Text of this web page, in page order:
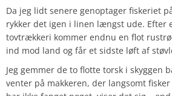
Da jeg lidt senere genoptager fiskeriet
rykker det igen i linen længst ude. Efter
tovtrækkeri kommer endnu en flot
ind mod land og får et sidste løft af
Jeg gemmer de to flotte torsk i skyggen
venter på makkeren, der langsomt